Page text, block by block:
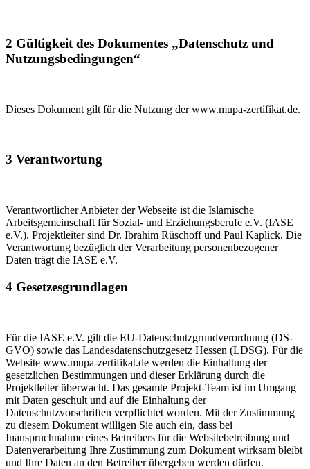
2 Gültigkeit des Dokumentes „Datenschutz und
Nutzungsbedingungen“
Dieses Dokument gilt für die Nutzung der www.mupa-zertifikat.de.
3 Verantwortung
Verantwortlicher Anbieter der Webseite ist die Islamische
Arbeitsgemeinschaft für Sozial- und Erziehungsberufe e.V. (IASE
e.V.). Projektleiter sind Dr. Ibrahim Rüschoff und Paul Kaplick. Die
Verantwortung bezüglich der Verarbeitung personenbezogener
Daten trägt die IASE e.V.
4 Gesetzesgrundlagen
Für die IASE e.V. gilt die EU-Datenschutzgrundverordnung (DS-
GVO) sowie das Landesdatenschutzgesetz Hessen (LDSG). Für die
Website www.mupa-zertifikat.de werden die Einhaltung der
gesetzlichen Bestimmungen und dieser Erklärung durch die
Projektleiter überwacht. Das gesamte Projekt-Team ist im Umgang
mit Daten geschult und auf die Einhaltung der
Datenschutzvorschriften verpflichtet worden. Mit der Zustimmung
zu diesem Dokument willigen Sie auch ein, dass bei
Inanspruchnahme eines Betreibers für die Websitebetreibung und
Datenverarbeitung Ihre Zustimmung zum Dokument wirksam bleibt
und Ihre Daten an den Betreiber übergeben werden dürfen.